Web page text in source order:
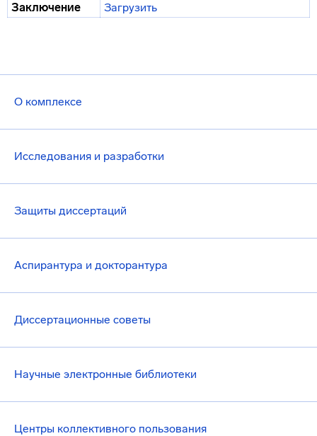
О комплексе
Исследования и разработки
Защиты диссертаций
Аспирантура и докторантура
Диссертационные советы
Научные электронные библиотеки
Центры коллективного пользования
Заключение
Загрузить